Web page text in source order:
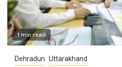
1 min read
Dehradun Uttarakhand